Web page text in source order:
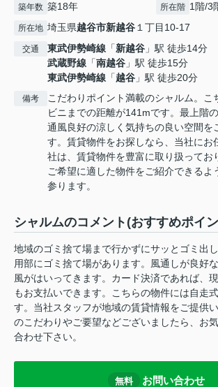
築年数 築18年 所在階 1階/3
所在地 埼玉県越谷市新越谷１丁目10-17
交通 東武伊勢崎線 「新越谷 」駅 徒歩14分
武蔵野線 「南越谷 」駅 徒歩15分
東武伊勢崎線 「越谷 」駅 徒歩20分
備考
こだわりポイント満載のシャルム。こ
ビニまでの距離が141mです。最上階
通風良好の涼しく気持ちの良い空間を
す。賃貸物件をお探しなら、当社にお
社は、賃貸物件を豊富に取り扱ってお
ご希望に適した物件をご紹介できるよ
参ります。
シャルムのコメント(おすすめポイ
地域のゴミ捨て場まで行かずにサッとゴミ出
用部にゴミ捨て場があります。風通しが良好
風がはいってきます。カード決済であれば、
もお支払いできます。こちらの物件には自走
す。当社スタッフが地域の賃貸情報をご提供
のこだわりやご要望などございましたら、お
合わせ下さい。
無料 お問い合わせ